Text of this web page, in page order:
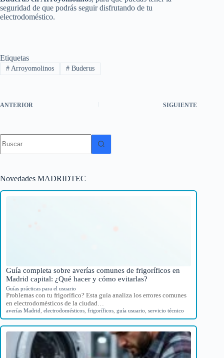
seguridad de que podrás seguir disfrutando de tu
electrodoméstico.
Etiquetas
#Arroyomolinos #Buderus
ANTERIOR SIGUIENTE
resultados
Novedades MADRIDTEC
Guía completa sobre averías comunes de frigoríficos en
Madrid capital: ¿Qué hacer y cómo evitarlas?
Guías prácticas para el usuario
Problemas con tu frigorífico? Esta guía analiza los errores comunes
en electrodomésticos de la ciudad…
averías Madrid electrodomésticos frigoríficos guía usuario servicio técnico